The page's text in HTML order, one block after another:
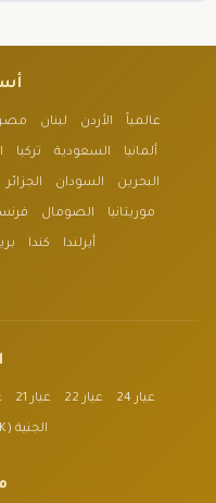
عالمياً الأردن لبنان مصر
ألمانيا السعودية تركيا
البحرين السودان الجزائر
موريتانيا الصومال
أيرلندا كندا
عيار 24 عيار 22 عيار 21
الجنية (24K)